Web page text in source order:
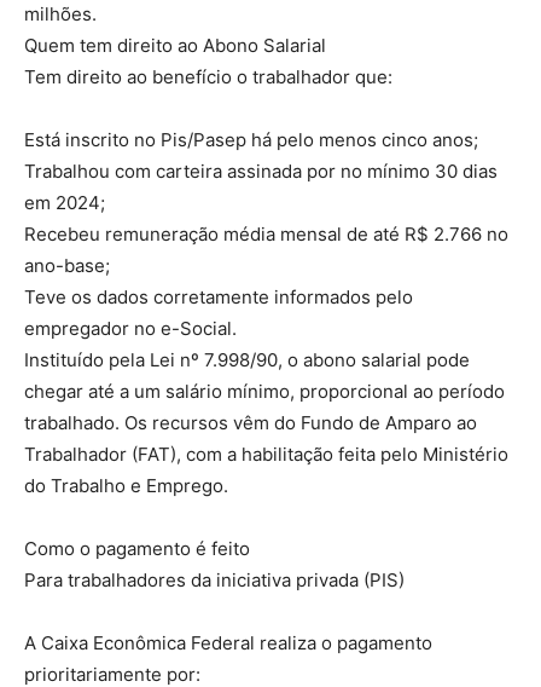
milhões.
Quem tem direito ao Abono Salarial
Tem direito ao benefício o trabalhador que:
Está inscrito no Pis/Pasep há pelo menos cinco anos;
Trabalhou com carteira assinada por no mínimo 30 dias
em 2024;
Recebeu remuneração média mensal de até R$ 2.766 no
ano-base;
Teve os dados corretamente informados pelo
empregador no e-Social.
Instituído pela Lei nº 7.998/90, o abono salarial pode
chegar até a um salário mínimo, proporcional ao período
trabalhado. Os recursos vêm do Fundo de Amparo ao
Trabalhador (FAT), com a habilitação feita pelo Ministério
do Trabalho e Emprego.
Como o pagamento é feito
Para trabalhadores da iniciativa privada (PIS)
A Caixa Econômica Federal realiza o pagamento
prioritariamente por: